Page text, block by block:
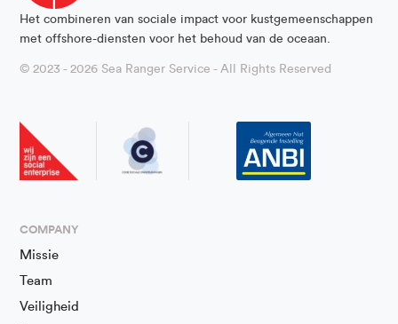
Het combineren van sociale impact voor kustgemeenschappen
met offshore-diensten voor het behoud van de oceaan.
© 2023 - 2026 Sea Ranger Service - All Rights Reserved
COMPANY
Missie
Team
Veiligheid